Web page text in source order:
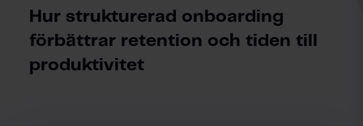
Hur strukturerad onboarding
förbättrar retention och tiden till
produktivitet